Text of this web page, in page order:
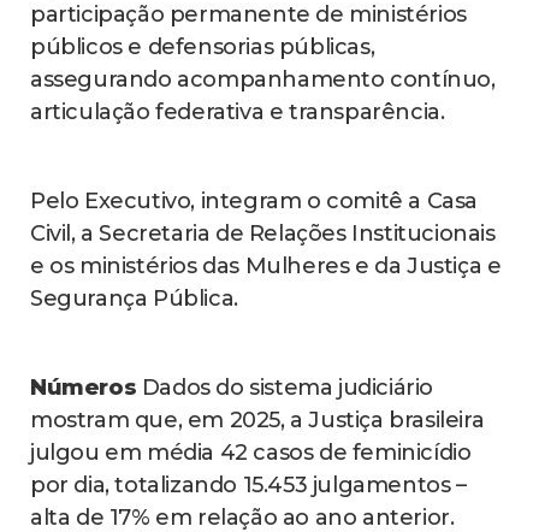
participação permanente de ministérios
públicos e defensorias públicas,
assegurando acompanhamento contínuo,
articulação federativa e transparência.
Pelo Executivo, integram o comitê a Casa
Civil, a Secretaria de Relações Institucionais
e os ministérios das Mulheres e da Justiça e
Segurança Pública.
Números Dados do sistema judiciário
mostram que, em 2025, a Justiça brasileira
julgou em média 42 casos de feminicídio
por dia, totalizando 15.453 julgamentos –
alta de 17% em relação ao ano anterior.